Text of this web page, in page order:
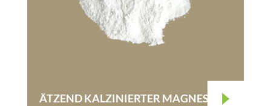
ÄTZEND KALZINIERTER MAGNESIT